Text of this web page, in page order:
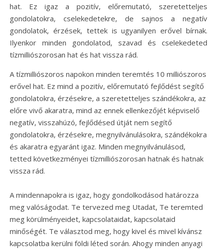
hat. Ez igaz a pozitív, előremutató, szeretetteljes
gondolatokra, cselekedetekre, de sajnos a negatív
gondolatok, érzések, tettek is ugyanilyen erővel bírnak.
Ilyenkor minden gondolatod, szavad és cselekedeted
tízmilliószorosan hat és hat vissza rád.
A tízmilliószoros napokon minden teremtés 10 milliószoros
erővel hat. Ez mind a pozitív, előremutató fejlődést segítő
gondolatokra, érzésekre, a szeretetteljes szándékokra, az
előre vivő akaratra, mind az ennek ellenkezőjét képviselő
negatív, visszahúzó, fejlődésed útját nem segítő
gondolatokra, érzésekre, megnyilvánulásokra, szándékokra
és akaratra egyaránt igaz. Minden megnyilvánulásod,
tetted következményei tízmilliószorosan hatnak és hatnak
vissza rád.
A mindennapokra is igaz, hogy gondolkodásod határozza
meg valóságodat. Te tervezed meg Utadat, Te teremted
meg körülményeidet, kapcsolataidat, kapcsolataid
minőségét. Te választod meg, hogy kivel és mivel kívánsz
kapcsolatba kerülni földi léted során. Ahogy minden anyagi